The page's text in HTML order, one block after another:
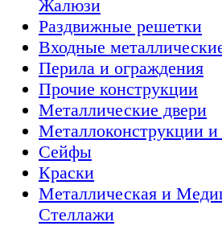
Жалюзи
Раздвижные решетки
Входные
Перила и ограждения
Прочие конструкции
Металлические двери
Металлоконструкции и
Сейфы
Краски
Металлическая и
Стеллажи